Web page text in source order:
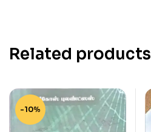
Related products
-10%